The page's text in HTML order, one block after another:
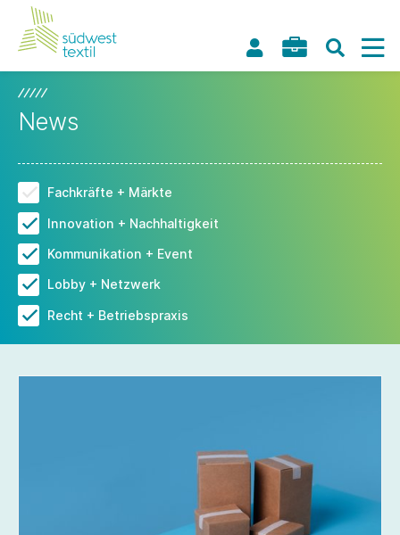
News
Fachkräfte + Märkte
Innovation + Nachhaltigkeit
Kommunikation + Event
Lobby + Netzwerk
Recht + Betriebspraxis